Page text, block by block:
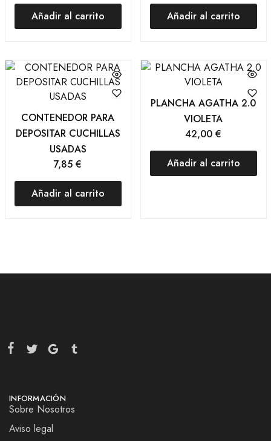
Añadir al carrito Añadir al carrito
CONTENEDOR PARA
DEPOSITAR CUCHILLAS
USADAS
7,85 €
Añadir al carrito
PLANCHA AGATHA 2.0
VIOLETA
42,00 €
Añadir al carrito
INFORMACIÓN
Sobre Nosotros
Aviso legal